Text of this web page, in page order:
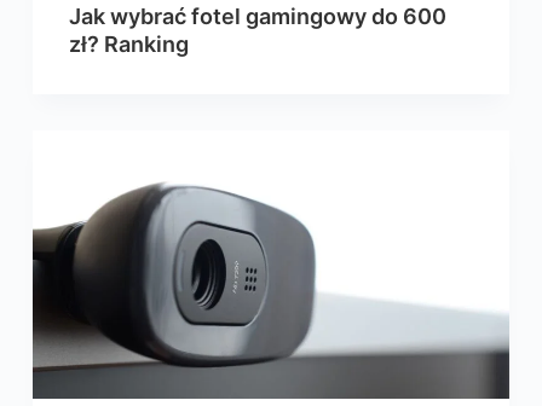
Jak wybrać fotel gamingowy do 600
zł? Ranking